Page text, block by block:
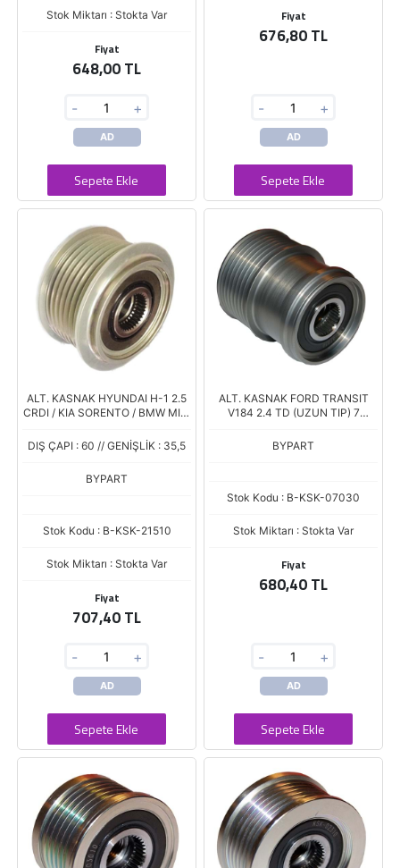
Stok Miktarı : Stokta Var
Fiyat
648,00 TL
- +
AD
Sepete Ekle
Fiyat
676,80 TL
- +
AD
Sepete Ekle
ALT. KASNAK HYUNDAI H-1 2.5
CRDI / KIA SORENTO / BMW MINI
DIŞ ÇAPI : 60 // GENİŞLİK : 35,5
BYPART
Stok Kodu : B-KSK-21510
Stok Miktarı : Stokta Var
Fiyat
707,40 TL
- +
AD
Sepete Ekle
ALT. KASNAK FORD TRANSIT
V184 2.4 TD (UZUN TIP) 7
KASNAK UZUNUN YERINE
BYPART
Stok Kodu : B-KSK-07030
Stok Miktarı : Stokta Var
Fiyat
680,40 TL
- +
AD
Sepete Ekle